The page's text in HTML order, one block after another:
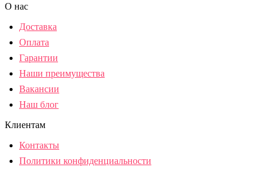
О нас
Доставка
Оплата
Гарантии
Наши преимущества
Вакансии
Наш блог
Клиентам
Контакты
Политики конфиденциальности